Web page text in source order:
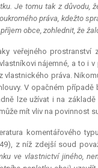
Je tomu tak z
práva, kdežto
obce, zohlednit, že
veřejného
nájemné, a to i
vlastnického práva.
V opačném
lze užívat i na
mít vliv na
komentářového
49), z níž zdejší soud
ve vlastnictví jiného,